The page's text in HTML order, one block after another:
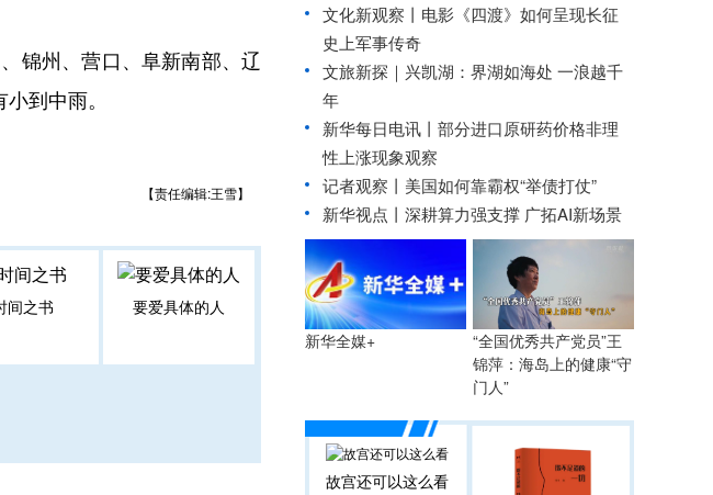
锦州、营口、阜新南部、辽
到中雨。
【责任编辑:王雪】
间之书 要爱具体的人
文化新观察丨 电影《四渡》如何呈现长征
史上军事传奇
文旅新探｜兴凯湖：界湖如海处 一浪越千
年
新华每日电讯丨 部分进口原研药价格非理
性上涨现象观察
记者观察丨美国如何靠霸权“举债打仗”
新华视点丨 深耕算力强支撑 广拓AI新场景
新华全媒+
“全国优秀共产党员”王
锦萍：海岛上的健康“守
门人”
故宫还可以这么看